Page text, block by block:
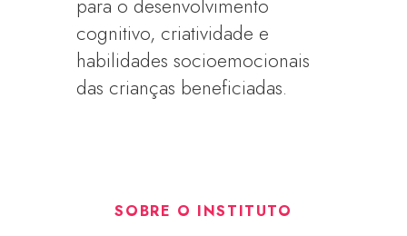
para o desenvolvimento
cognitivo, criatividade e
habilidades socioemocionais
das crianças beneficiadas.
SOBRE O INSTITUTO